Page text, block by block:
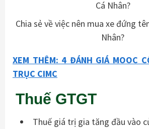
Chia sẻ về việc nên mua xe đứng
Nhân?
XEM THÊM: 4 ĐÁNH GIÁ MOOC
TRỤC CIMC
Thuế GTGT
Thuế giá trị gia tăng đầu vào